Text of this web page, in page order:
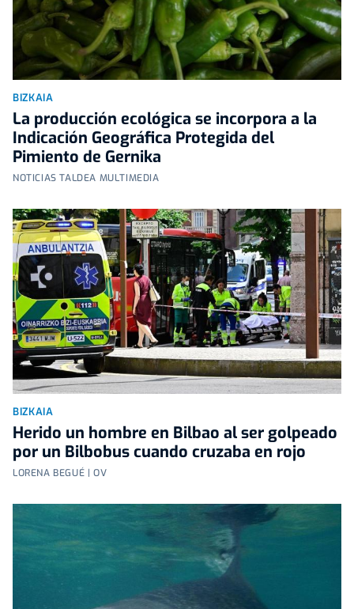
BIZKAIA
La producción ecológica se incorpora a la
Indicación Geográfica Protegida del
Pimiento de Gernika
NOTICIAS TALDEA MULTIMEDIA
BIZKAIA
Herido un hombre en Bilbao al ser golpeado
por un Bilbobus cuando cruzaba en rojo
LORENA BEGUÉ | OV